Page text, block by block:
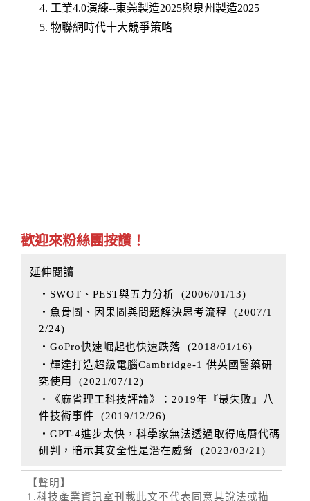
工業4.0演練--東莞製造2025與泉州製造2025
物聯網時代十大競爭策略
歡迎來粉絲團按讚！
延伸閱讀
‧SWOT、PEST與五力分析 (2006/01/13)
‧魚骨圖、因果圖與問題解決思考流程
(2007/1
2/24)
‧GoPro快速崛起也快速跌落 (2018/01/16)
‧輝達打造超級電腦Cambridge-1 供英國醫藥研
究使用
(2021/07/12)
‧《麻省理工科技評論》：2019年『最失敗』八
件技術事件 (2019/12/26)
‧GPT-4進步太快，科學家無法透過取得底層代碼
研判，暗示其安全性是潛在威脅
(2023/03/21)
【聲明】
1.科技產業資訊室刊載此文不代表同意其說法或描